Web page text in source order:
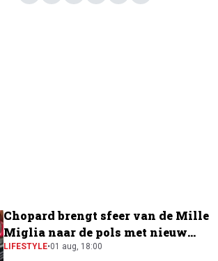
Chopard brengt sfeer van de Mille
Miglia naar de pols met nieuw
horloge
LIFESTYLE•01 aug, 18:00